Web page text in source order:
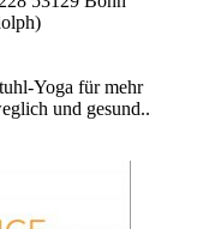
Yoga für mehr
und gesund..